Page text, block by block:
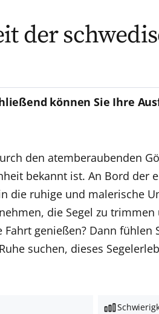
der
können Sie Ihre
den atemberaubenden
bekannt ist. An Bord der
die ruhige und malerische
die Segel zu
genießen? Dann
suchen, dieses